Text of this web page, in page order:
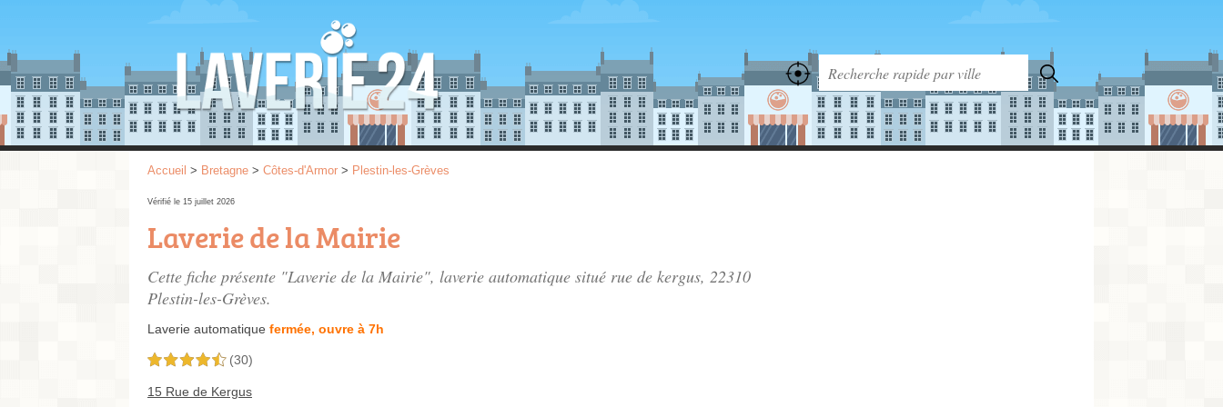
Accueil > Bretagne > Côtes-d'Armor > Plestin-les-Grèves
Vérifié le 15 juillet 2026
Laverie de la Mairie
Cette fiche présente "Laverie de la Mairie", laverie automatique situé rue de kergus, 22310
Plestin-les-Grèves.
Laverie automatique fermée, ouvre à 7h
4,5 étoiles sur 5 (30)
15 Rue de Kergus